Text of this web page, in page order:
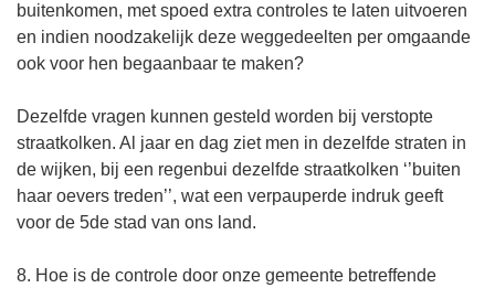
buitenkomen, met spoed extra controles te laten uitvoeren
en indien noodzakelijk deze weggedeelten per omgaande
ook voor hen begaanbaar te maken?
Dezelfde vragen kunnen gesteld worden bij verstopte
straatkolken. Al jaar en dag ziet men in dezelfde straten in
de wijken, bij een regenbui dezelfde straatkolken ‘’buiten
haar oevers treden’’, wat een verpauperde indruk geeft
voor de 5de stad van ons land.
8. Hoe is de controle door onze gemeente betreffende